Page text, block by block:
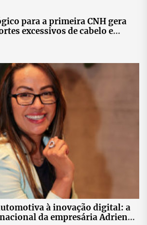
para a primeira CNH gera
excessivos de cabelo e
à inovação digital: a
da empresária Adriene